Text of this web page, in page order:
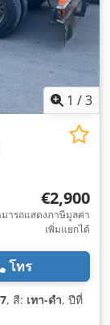
1 /3
€2,900
ารถแสดงภาษีมูลค่า
เพิ่มแยกได้
โทร
, สี: เทา-ดำ, ปีที่